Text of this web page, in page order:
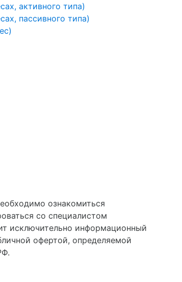
активного типа)
пассивного типа)
ознакомиться
со специалистом
исключительно информационный
офертой, определяемой